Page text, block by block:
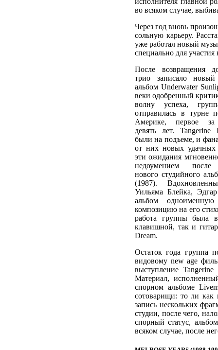
во всяком случае,
Через год вновь
сольную карьеру.
уже работал новый
специально для
После возвращения
трио записало
альбом Underwater
веки одобренный
волну успеха,
отправилась в турне
Америке, первое за
девять лет. Tangerine
были на подъеме, и
от них новых
эти ожидания
недоумением после
нового студийного
(1987).
Уильяма Блейка,
альбом одноименную
композицию на его
работа группы была
клавишной, так и
Dream.
Остаток года группа
видовому new age
выступление
Материал,
спорном альбоме
сотоварищи: то ли как
запись нескольких
студии, после чего,
спорный статус,
всяком случае, после